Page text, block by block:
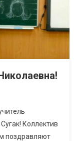
Коллектив
поздравляют